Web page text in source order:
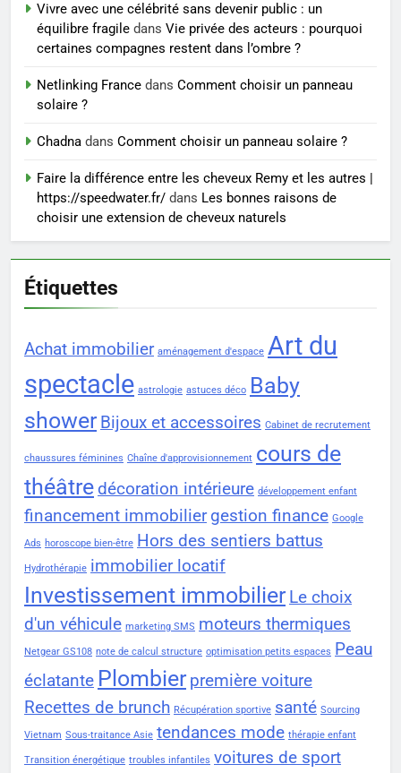
7
Prévenir les chutes chez les
exercices
BIEN ÊTRE
8
trouver un accompagnement
sérieux à un tarif juste ?
BIEN ÊTRE
Vivre avec une célébrité sans devenir public : un
équilibre fragile dans Vie privée des acteurs : pourquoi
certaines compagnes restent dans l’ombre ?
Netlinking France dans Comment choisir un panneau
solaire ?
Chadna dans Comment choisir un panneau solaire ?
Faire la différence entre les cheveux Remy et les autres |
https://speedwater.fr/ dans Les bonnes raisons de
choisir une extension de cheveux naturels
Étiquettes
Achat immobilier aménagement d'espace Art du
spectacle astrologie astuces déco Baby
shower Bijoux et accessoires Cabinet de recrutement
chaussures féminines Chaîne d'approvisionnement cours de
théâtre décoration intérieure développement enfant
financement immobilier gestion finance Google
Ads horoscope bien-être Hors des sentiers battus
Hydrothérapie immobilier locatif
Investissement immobilier Le choix
d'un véhicule marketing SMS moteurs thermiques
Netgear GS108 note de calcul structure optimisation petits espaces Peau
éclatante Plombier première voiture
Recettes de brunch Récupération sportive santé Sourcing
Vietnam Sous-traitance Asie tendances mode thérapie enfant
Transition énergétique troubles infantiles voitures de sport